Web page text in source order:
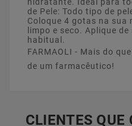
de Pele: Todo tipo de
Coloque 4 gotas na sua
limpo e seco. Aplique
habitual.
FARMAOLI - Mais do
de um farmacêutico!
CLIENTES QUE